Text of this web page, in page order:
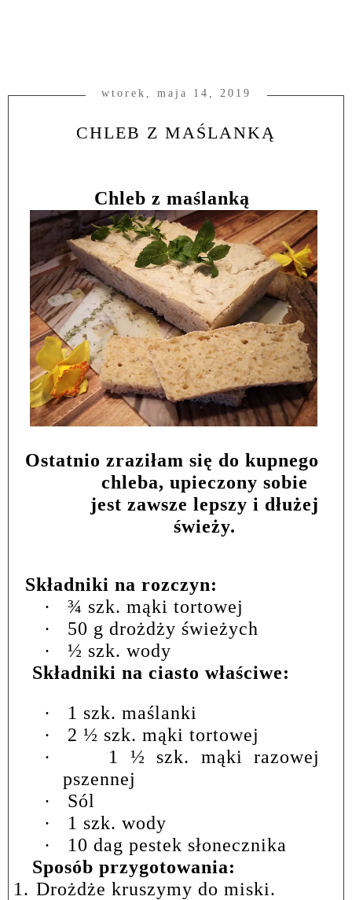
wtorek, maja 14, 2019
CHLEB Z MAŚLANKĄ
Chleb z maślanką
Ostatnio zraziłam się do kupnego
chleba, upieczony sobie
jest zawsze lepszy i dłużej
świeży.
Składniki na rozczyn:
·
¾ szk. mąki tortowej
·
50 g drożdży świeżych
·
½ szk. wody
Składniki na ciasto właściwe:
·
1 szk. maślanki
·
2 ½ szk. mąki tortowej
·
1 ½ szk. mąki razowej
pszennej
·
Sól
·
1 szk. wody
·
10 dag pestek słonecznika
Sposób przygotowania:
1. Drożdże kruszymy do miski.